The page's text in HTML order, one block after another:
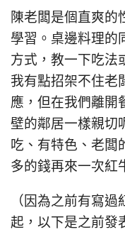
陳老闆是個直爽的
學習。桌邊料理的
方式，教一下吃法
我有點招架不住老
應，但在我們離開
壁的鄰居一樣親切
吃、有特色、老闆
多的錢再來一次紅
（因為之前有寫
起，以下是之前發